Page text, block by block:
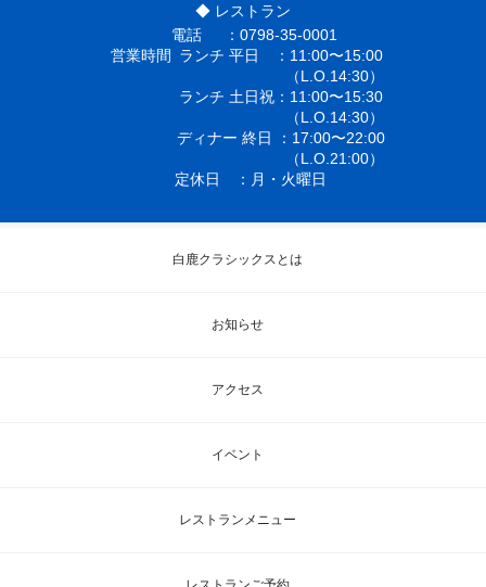
◆ レストラン
電話
0798-35-0001
営業時間
ランチ 平日
11:00〜15:00
（L.O.14:30）
ランチ 土日祝
11:00〜15:30
（L.O.14:30）
ディナー 終日
17:00〜22:00
（L.O.21:00）
定休日
月・火曜日
白鹿クラシックスとは
お知らせ
アクセス
イベント
レストランメニュー